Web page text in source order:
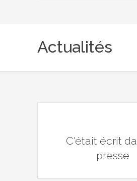
Actualités
C'était écrit
presse